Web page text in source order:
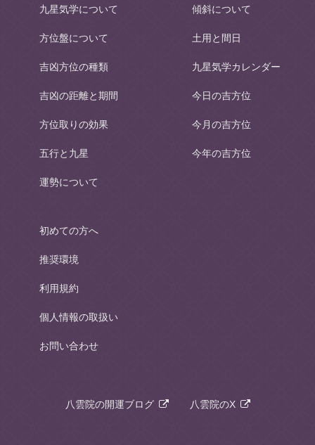
九星気学について
方位盤について
吉凶方位の種類
吉凶の距離と期間
方位取りの効果
五行と九星
運勢について
傾斜について
土用と間日
九星気学カレンダー
今日の吉方位
今月の吉方位
今年の吉方位
初めての方へ
推奨環境
利用規約
個人情報の取扱い
お問い合わせ
八雲院の開運ブログ 八雲院のX